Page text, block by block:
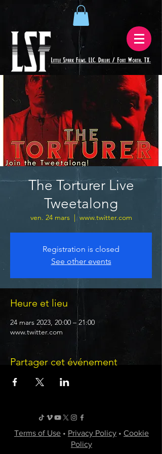
The Torturer Live
Tweetalong
ven. 24 mars
  |
www.twitter.com
Registration is closed
See other events
Heure et lieu
24 mars 2023, 20:00 – 21:00
www.twitter.com
Partager cet événement
Terms of Use • Privacy Policy • Cookie
Policy